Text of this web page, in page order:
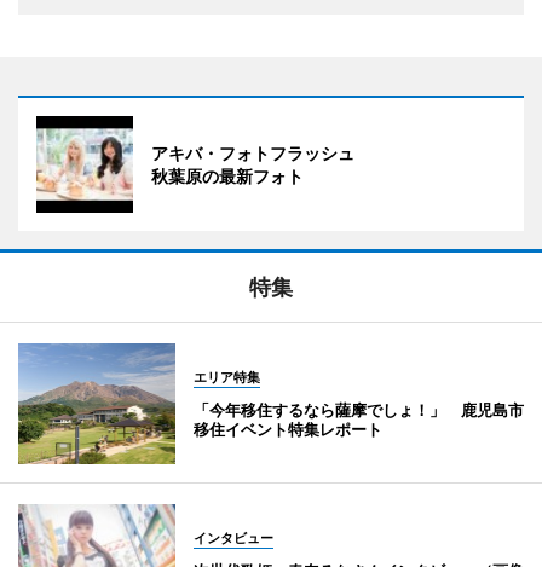
アキバ・フォトフラッシュ
秋葉原の最新フォト
特集
エリア特集
「今年移住するなら薩摩でしょ！」 鹿児島市
移住イベント特集レポート
インタビュー